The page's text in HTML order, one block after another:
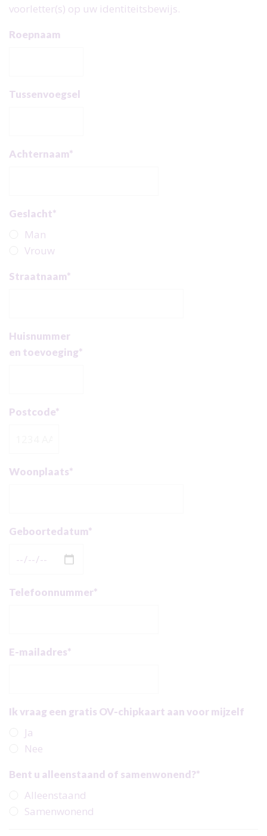
voorletter(s) op uw identiteitsbewijs.
Roepnaam
Tussenvoegsel
Achternaam*
Geslacht*
Man
Vrouw
Straatnaam*
Huisnummer
en toevoeging*
Postcode*
Woonplaats*
Geboortedatum*
Telefoonnummer*
E-mailadres*
Ik vraag een gratis OV-chipkaart aan voor mijzelf
Ja
Nee
Bent u alleenstaand of samenwonend?*
Alleenstaand
Samenwonend